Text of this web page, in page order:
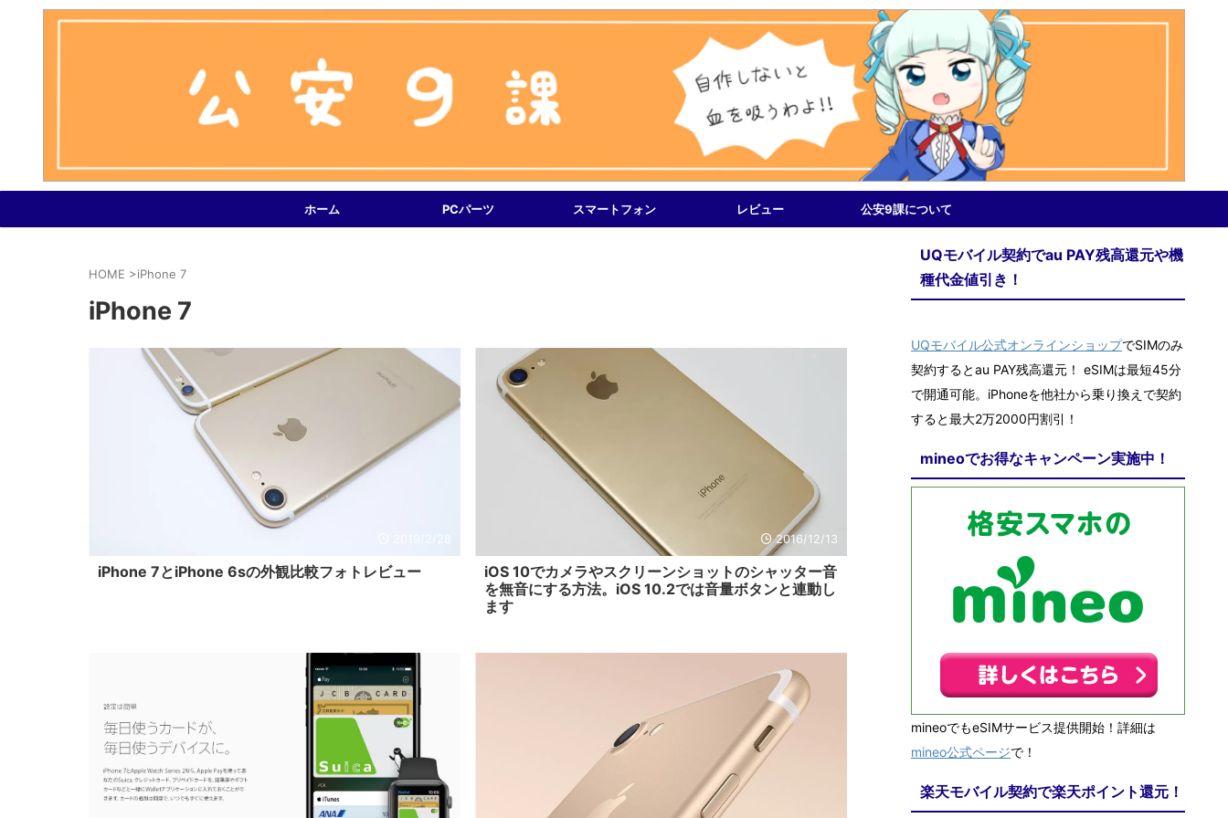
ホーム PCパーツ スマートフォン レビュー 公安9課について
HOME >iPhone 7
iPhone 7
2019/2/28
iPhone 7とiPhone 6sの外観比較フォトレビュー
2016/12/13
iOS 10でカメラやスクリーンショットのシャッター音
を無音にする方法。iOS 10.2では音量ボタンと連動し
ます
UQモバイル契約でau PAY残高還元や機
種代金値引き！
UQモバイル公式オンラインショップでSIMのみ
契約するとau PAY残高還元！ eSIMは最短45分
で開通可能。iPhoneを他社から乗り換えで契約
すると最大2万2000円割引！
mineoでお得なキャンペーン実施中！
mineoでもeSIMサービス提供開始！詳細は
mineo公式ページで！
楽天モバイル契約で楽天ポイント還元！